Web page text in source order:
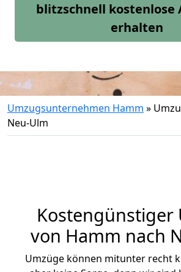
blitzschnell kostenlose
erhalten
Umzugsunternehmen Hamm »
Neu-Ulm
Kostengünstiger
von Hamm nach
Umzüge können mitunter recht